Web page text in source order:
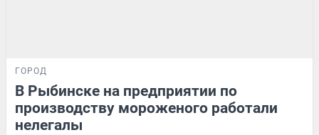
ГОРОД
В Рыбинске на предприятии по
производству мороженого работали
нелегалы